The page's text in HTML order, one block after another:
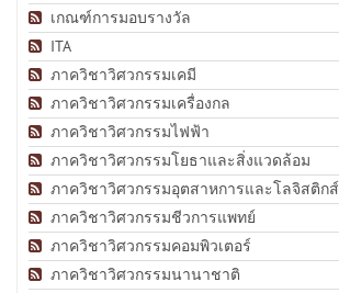
เกณฑ์การมอบรางวัล
ITA
ภาควิชาวิศวกรรมเคมี
ภาควิชาวิศวกรรมเครื่องกล
ภาควิชาวิศวกรรมไฟฟ้า
ภาควิชาวิศวกรรมโยธาและสิ่งแวดล้อม
ภาควิชาวิศวกรรมอุตสาหการและโลจิสติกส์
ภาควิชาวิศวกรรมชีวการแพทย์
ภาควิชาวิศวกรรมคอมพิวเตอร์
ภาควิชาวิศวกรรมนานาชาติ